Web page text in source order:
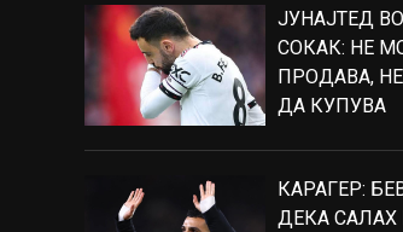
ЈУНАЈТЕД
СОКАК: НЕ
ПРОДАВА,
ДА КУПУВА
КАРАГЕР:
ДЕКА САЛАХ